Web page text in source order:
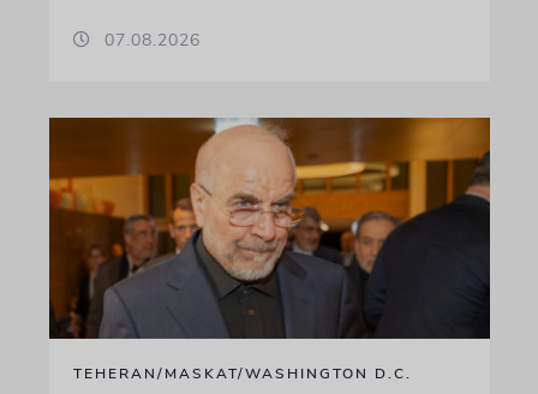
07.08.2026
TEHERAN/MASKAT/WASHINGTON D.C.